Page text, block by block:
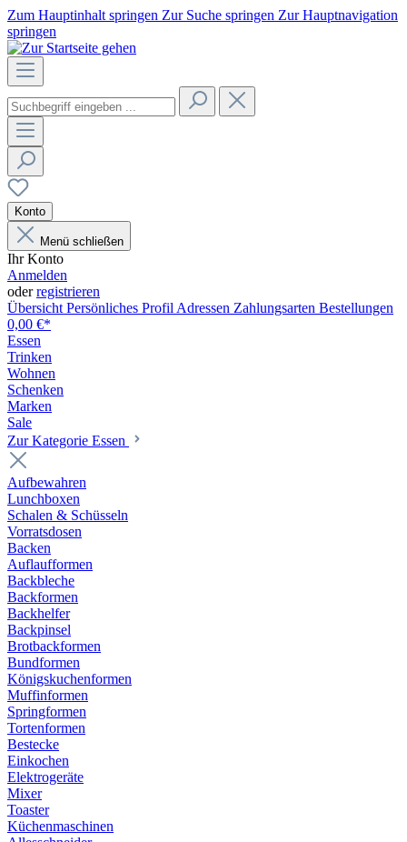
Zum Hauptinhalt springen Zur Suche springen Zur Hauptnavigation
springen
Konto
Menü schließen
Ihr Konto
Anmelden
oderregistrieren
Übersicht Persönliches Profil Adressen Zahlungsarten Bestellungen
0,00 €*
Essen
Trinken
Wohnen
Schenken
Marken
Sale
Zur Kategorie Essen
Aufbewahren
Lunchboxen
Schalen & Schüsseln
Vorratsdosen
Backen
Auflaufformen
Backbleche
Backformen
Backhelfer
Backpinsel
Brotbackformen
Bundformen
Königskuchenformen
Muffinformen
Springformen
Tortenformen
Bestecke
Einkochen
Elektrogeräte
Mixer
Toaster
Küchenmaschinen